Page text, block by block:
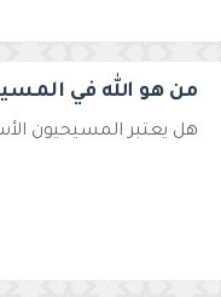
من هو الله في
هل يعتبر المسيحيون